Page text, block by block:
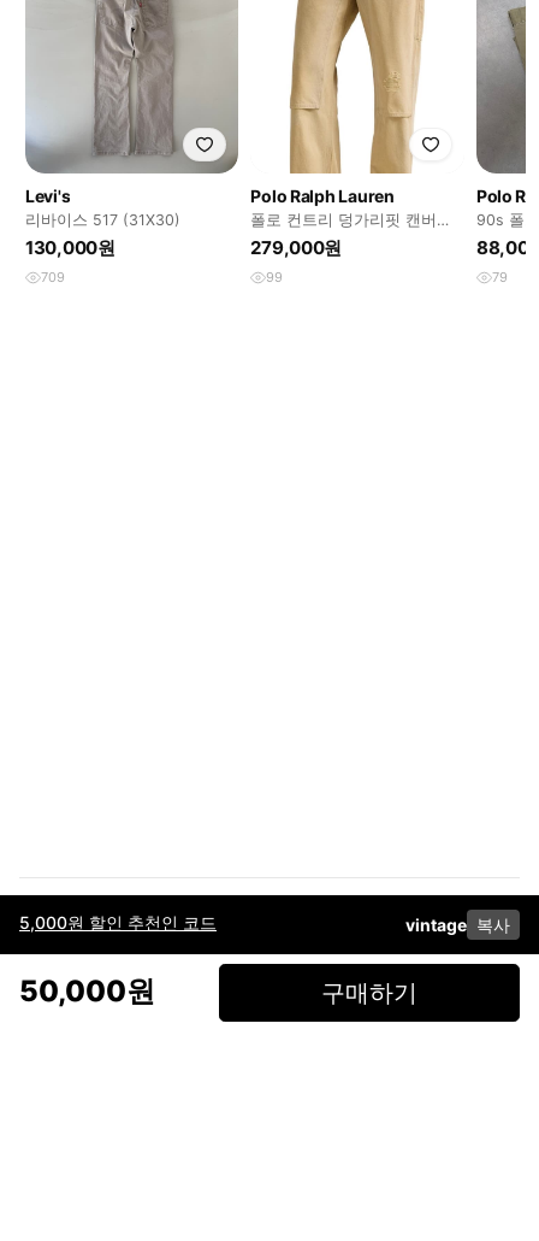
5,000원 할인 추천인 코드 vintage 복사
50,000원 구매하기
Levi's
리바이스 517 (31X30)
130,000원
709
Polo Ralph Lauren
폴로 컨트리 덩가리핏 캔버스
카펜터 팬츠(32*32)
279,000원
99
Polo
90s 폴
노 팬츠
79
이용약관고객센터판매개인정보 처리방침사업자 정보다운로드
페이스북